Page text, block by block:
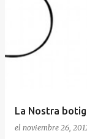
La Nostra
el noviembre 26,